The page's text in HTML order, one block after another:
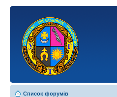
Список форумів